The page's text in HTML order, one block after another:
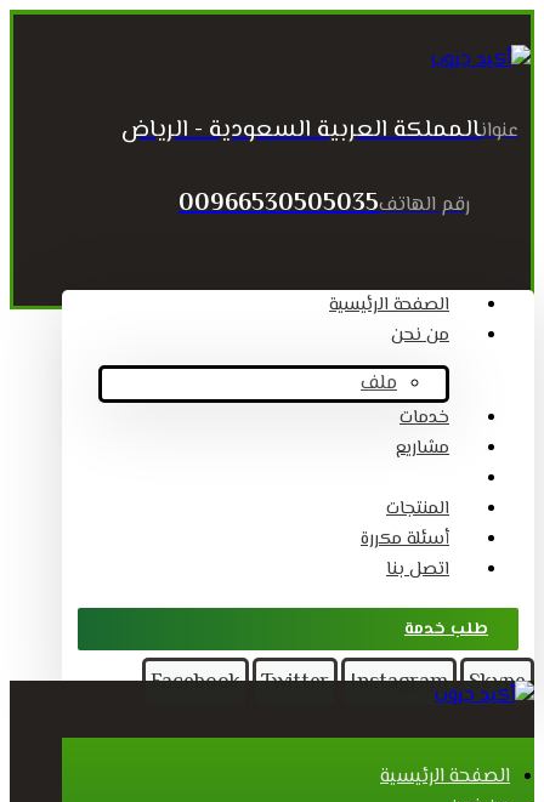
عنوانالمملكة العربية السعودية - الرياض
رقم الهاتف00966530505035
الصفحة الرئيسية
من نحن
ملف
خدمات
مشاريع
المنتجات
أسئلة مكررة
اتصل بنا
طلب خدمة
Facebook Twitter Instagram Skype
الصفحة الرئيسية